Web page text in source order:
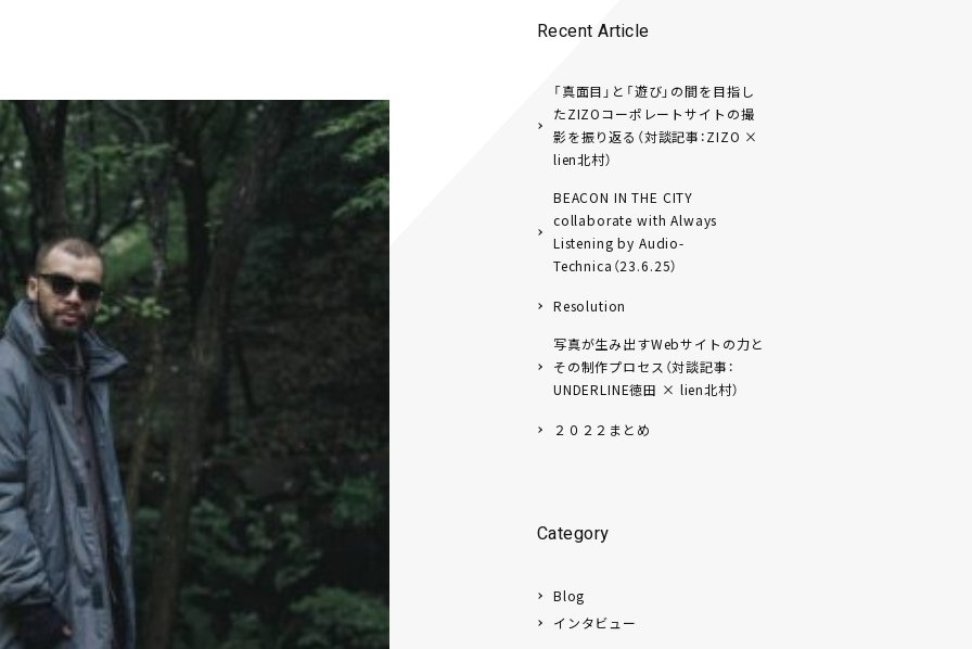
Recent Article
「真面目」と「遊び」の間を目指し
たZIZOコーポレートサイトの撮
影を振り返る（対談記事：ZIZO ×
lien北村）
BEACON IN THE CITY
collaborate with Always
Listening by Audio-
Technica（23.6.25）
Resolution
写真が生み出すWebサイトの力と
その制作プロセス（対談記事：
UNDERLINE徳田 × lien北村）
２０２２まとめ
Category
Blog
インタビュー